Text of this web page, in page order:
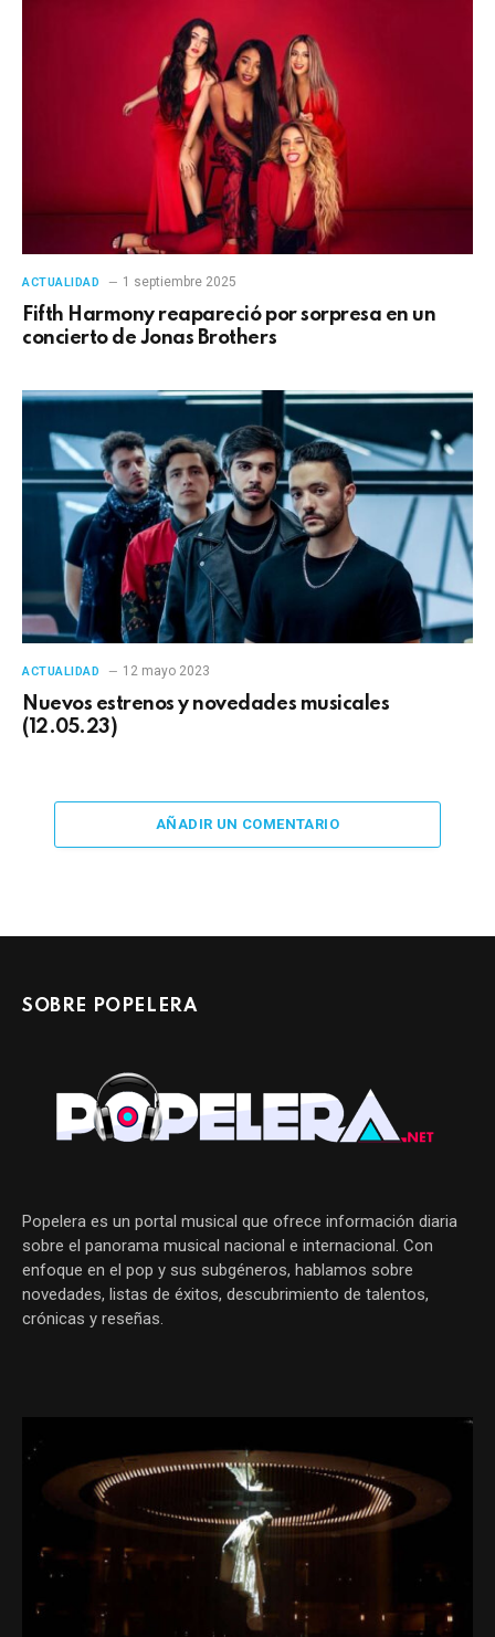
ACTUALIDAD 1 septiembre 2025
Fifth Harmony reapareció por sorpresa en un
concierto de Jonas Brothers
ACTUALIDAD 12 mayo 2023
Nuevos estrenos y novedades musicales
(12.05.23)
AÑADIR UN COMENTARIO
SOBRE POPELERA
Popelera es un portal musical que ofrece información diaria
sobre el panorama musical nacional e internacional. Con
enfoque en el pop y sus subgéneros, hablamos sobre
novedades, listas de éxitos, descubrimiento de talentos,
crónicas y reseñas.